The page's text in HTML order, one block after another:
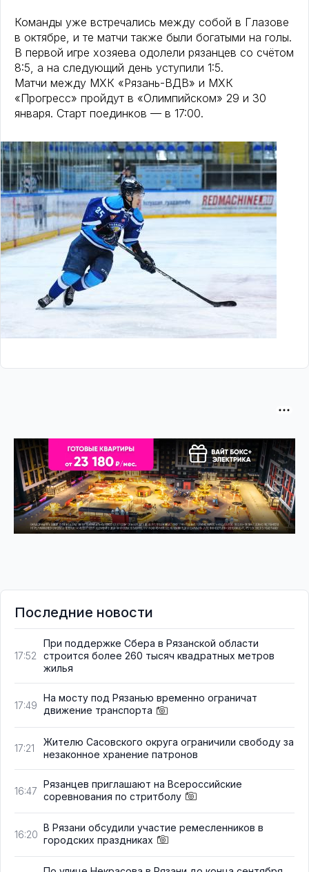
Команды уже встречались между собой в Глазове
в октябре, и те матчи также были богатыми на голы.
В первой игре хозяева одолели рязанцев со счётом
8:5, а на следующий день уступили 1:5.
Матчи между МХК «Рязань-ВДВ» и МХК
«Прогресс» пройдут в «Олимпийском» 29 и 30
января. Старт поединков — в 17:00.
Последние новости
17:52
При поддержке Сбера в Рязанской области
строится более 260 тысяч квадратных метров
жилья
17:49
На мосту под Рязанью временно ограничат
движение транспорта
17:21
Жителю Сасовского округа ограничили свободу за
незаконное хранение патронов
16:47
Рязанцев приглашают на Всероссийские
соревнования по стритболу
16:20
В Рязани обсудили участие ремесленников в
городских праздниках